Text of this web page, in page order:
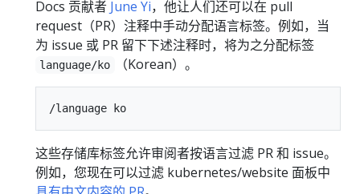
Docs 贡献者 June Yi，他让人们还可以在 pull
request（PR）注释中手动分配语言标签。例如，当
为 issue 或 PR 留下下述注释时，将为之分配标签
language/ko （Korean）。
这些存储库标签允许审阅者按语言过滤 PR 和 issue。
例如，您现在可以过滤 kubernetes/website 面板中